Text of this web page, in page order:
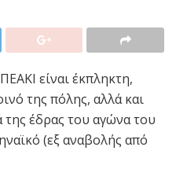
είναι έκπληκτη,
της πόλης, αλλά και
έδρας του αγώνα του
(εξ αναβολής από